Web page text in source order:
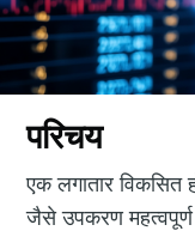
परिचय
एक लगातार विकसित
जैसे उपकरण